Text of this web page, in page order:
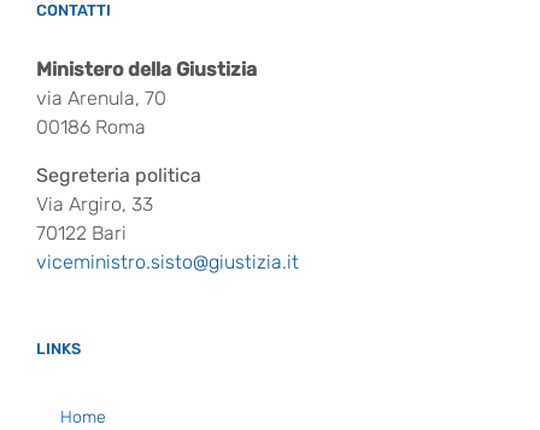
CONTATTI
Ministero della Giustizia
via Arenula, 70
00186 Roma
Segreteria politica
Via Argiro, 33
70122 Bari
viceministro.sisto@giustizia.it
LINKS
Home